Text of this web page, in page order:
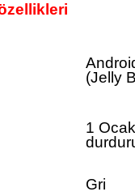
(Jelly
1
Gri